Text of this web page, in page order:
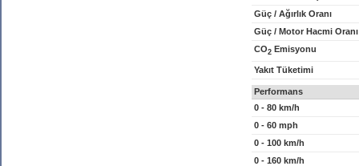
Güç / Ağırlık Oranı
Güç / Motor Hacmi Oranı
CO2 Emisyonu
Yakıt Tüketimi
Performans
0 - 80 km/h
0 - 60 mph
0 - 100 km/h
0 - 160 km/h